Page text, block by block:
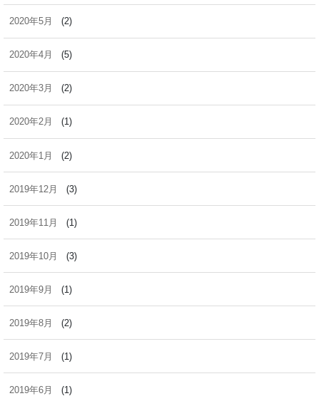
2020年5月 (2)
2020年4月 (5)
2020年3月 (2)
2020年2月 (1)
2020年1月 (2)
2019年12月 (3)
2019年11月 (1)
2019年10月 (3)
2019年9月 (1)
2019年8月 (2)
2019年7月 (1)
2019年6月 (1)